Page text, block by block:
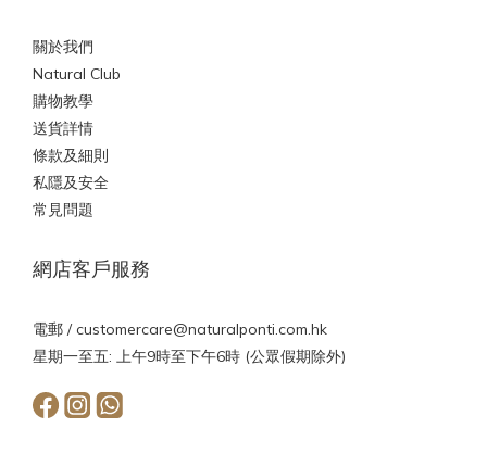
關於我們
Natural Club
購物教學
送貨詳情
條款及細則
私隱及安全
常見問題
網店客戶服務
電郵 /customercare@naturalponti.com.hk
星期一至五: 上午9時至下午6時 (公眾假期除外)